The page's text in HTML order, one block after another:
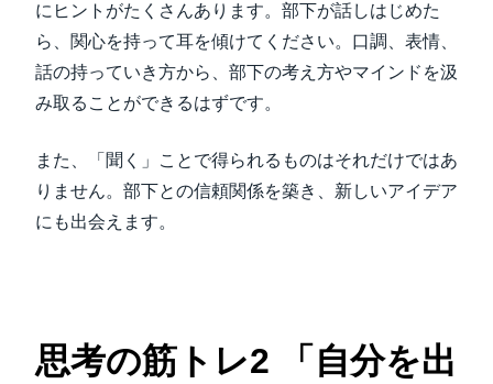
にヒントがたくさんあります。部下が話しはじめた
ら、関心を持って耳を傾けてください。口調、表情、
話の持っていき方から、部下の考え方やマインドを汲
み取ることができるはずです。
また、「聞く」ことで得られるものはそれだけではあ
りません。部下との信頼関係を築き、新しいアイデア
にも出会えます。
思考の筋トレ2 「自分を出